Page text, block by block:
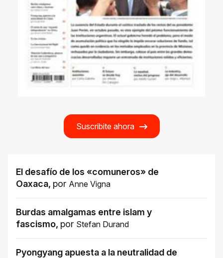
Suscribite ahora
El desafío de los «comuneros» de
Oaxaca, por Anne Vigna
Burdas amalgamas entre islam y
fascismo, por Stefan Durand
Pyongyang apuesta a la neutralidad de